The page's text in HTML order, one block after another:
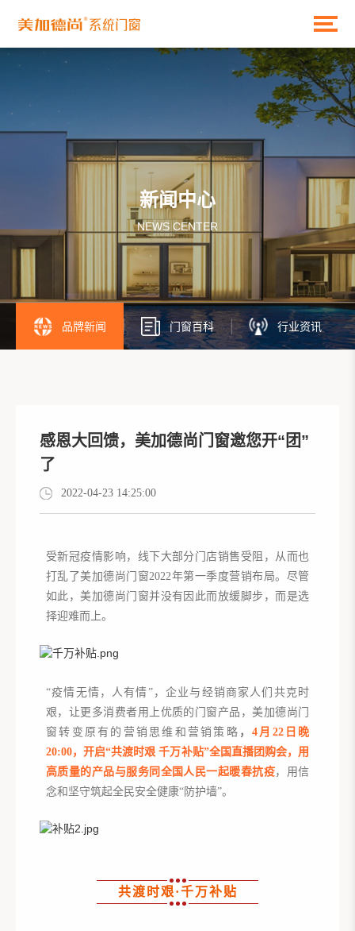
新闻中心
NEWS CENTER
品牌新闻 门窗百科 行业资讯
感恩大回馈，美加德尚门窗邀您开“团”
了
2022-04-23 14:25:00
受新冠疫情影响，线下大部分门店销售受阻，从而也
打乱了美加德尚门窗2022年第一季度营销布局。尽管
如此，美加德尚门窗并没有因此而放缓脚步，而是选
择迎难而上。
“疫情无情，人有情”，企业与经销商家人们共克时
艰，让更多消费者用上优质的门窗产品，美加德尚门
窗转变原有的营销思维和营销策略 ， 4月22日晚
20:00，开启“共渡时艰 千万补贴”全国直播团购会，用
高质量的产品与服务同全国人民一起暖春抗疫，用信
念和坚守筑起全民安全健康“防护墙”。
共渡时艰·千万补贴